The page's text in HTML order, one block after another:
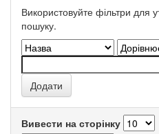
Використовуйте фільтри для
пошуку.
Вивести на сторінку